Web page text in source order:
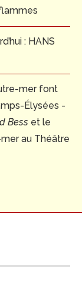
: HANS
mer font
Élysées -
Bess et le
au Théâtre